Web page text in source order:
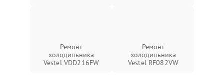
Ремонт
холодильника
Vestel VDD216FW
Ремонт
холодильника
Vestel RF082VW